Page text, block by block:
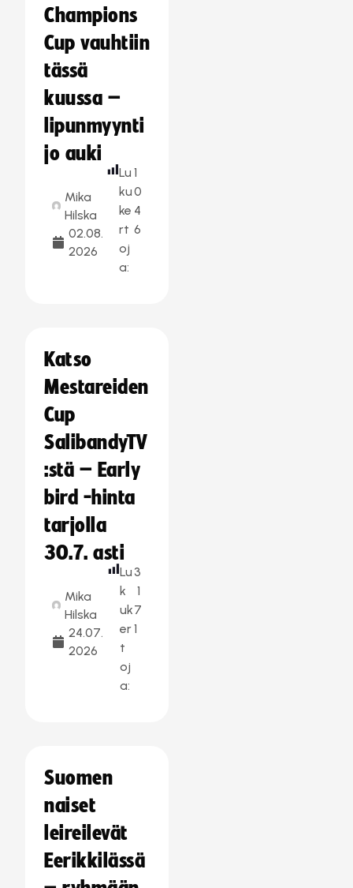
Champions
Cup vauhtiin
tässä
kuussa –
lipunmyynti
jo auki
Mika
Hilska
02.08.
2026
Lu
ku
ke
rt
oj
a:
1
0
4
6
Katso
Mestareiden
Cup
SalibandyTV
:stä – Early
bird -hinta
tarjolla
30.7. asti
Mika
Hilska
24.07.
2026
Lu
k
uk
er
t
oj
a:
3
1
7
1
Suomen
naiset
leireilevät
Eerikkilässä